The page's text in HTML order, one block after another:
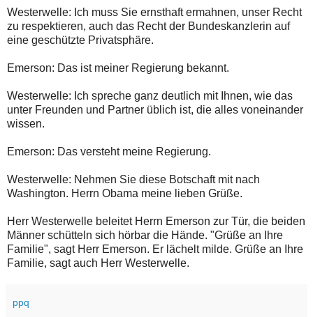
Westerwelle: Ich muss Sie ernsthaft ermahnen, unser Recht
zu respektieren, auch das Recht der Bundeskanzlerin auf
eine geschützte Privatsphäre.
Emerson: Das ist meiner Regierung bekannt.
Westerwelle: Ich spreche ganz deutlich mit Ihnen, wie das
unter Freunden und Partner üblich ist, die alles voneinander
wissen.
Emerson: Das versteht meine Regierung.
Westerwelle: Nehmen Sie diese Botschaft mit nach
Washington. Herrn Obama meine lieben Grüße.
Herr Westerwelle beleitet Herrn Emerson zur Tür, die beiden
Männer schütteln sich hörbar die Hände. "Grüße an Ihre
Familie", sagt Herr Emerson. Er lächelt milde. Grüße an Ihre
Familie, sagt auch Herr Westerwelle.
ppq